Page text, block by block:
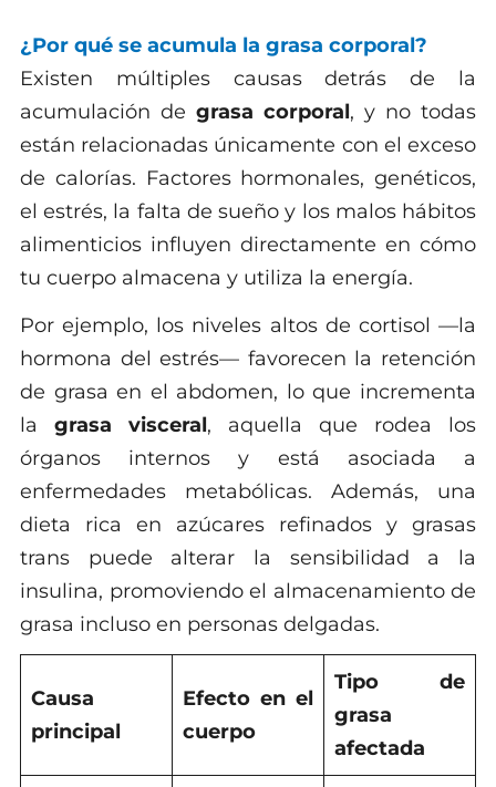
¿Por qué se acumula la grasa corporal?
Existen múltiples causas detrás de la
acumulación de grasa corporal, y no todas
están relacionadas únicamente con el exceso
de calorías. Factores hormonales, genéticos,
el estrés, la falta de sueño y los malos hábitos
alimenticios influyen directamente en cómo
tu cuerpo almacena y utiliza la energía.
Por ejemplo, los niveles altos de cortisol —la
hormona del estrés— favorecen la retención
de grasa en el abdomen, lo que incrementa
la grasa visceral, aquella que rodea los
órganos internos y está asociada a
enfermedades metabólicas. Además, una
dieta rica en azúcares refinados y grasas
trans puede alterar la sensibilidad a la
insulina, promoviendo el almacenamiento de
grasa incluso en personas delgadas.
Causa
principal
Efecto en el
cuerpo
Tipo de
grasa
afectada